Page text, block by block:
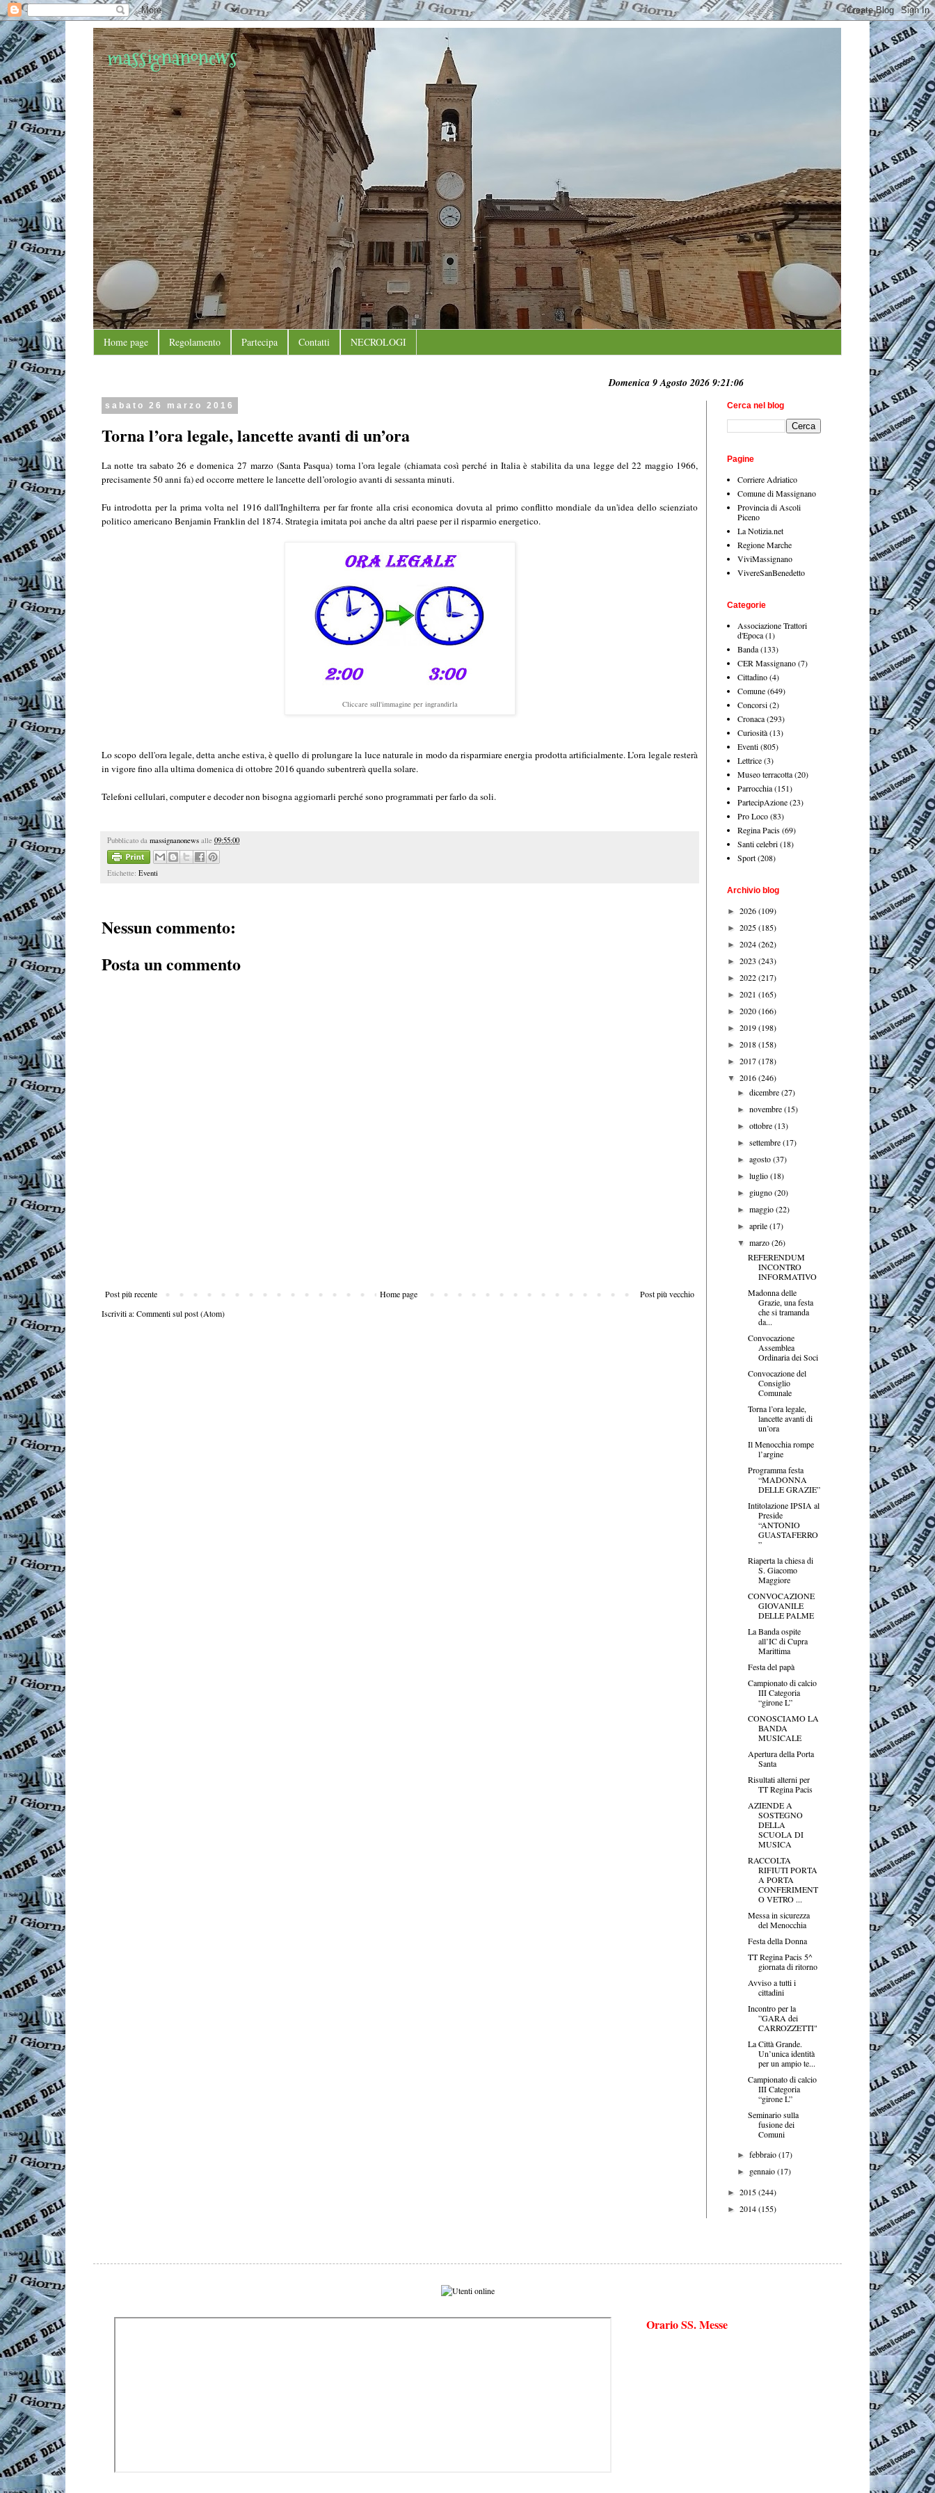
massignanonews
Home page Regolamento Partecipa Contatti NECROLOGI
Domenica 9 Agosto 2026 9:21:07
sabato 26 marzo 2016
Torna l’ora legale, lancette avanti di un’ora
La notte tra sabato 26 e domenica27 marzo(Santa Pasqua) torna l’ora legale (chiamata così perché in Italia è stabilita da una legge del 22 maggio 1966,
precisamente 50 anni fa) ed occorre mettere le lancette dell’orologio avanti di sessanta minuti.
Fu introdotta per la prima volta nel 1916 dall'Inghilterra per far fronte alla crisi economica dovuta al primo conflitto mondiale da un'idea dello scienziato
politico americano Benjamin Franklin del 1874. Strategia imitata poi anche da altri paese per il risparmio energetico.
Cliccare sull'immagine per ingrandirla
Lo scopo dell'ora legale, detta anche estiva, è quello di prolungare la luce naturale in modo da risparmiare energia prodotta artificialmente. L’ora legale resterà
in vigore fino alla ultima domenica di ottobre 2016 quando subentrerà quella solare.
Telefoni cellulari, computer e decoder non bisogna aggiornarli perché sono programmati per farlo da soli.
Pubblicato da massignanonews alle 09:55:00
Etichette: Eventi
Nessun commento:
Posta un commento
Post più recente Post più vecchio
Home page
Iscriviti a:Commenti sul post (Atom)
Cerca nel blog
Pagine
Corriere Adriatico
Comune di Massignano
Provincia di Ascoli
Piceno
La Notizia.net
Regione Marche
ViviMassignano
VivereSanBenedetto
Categorie
Associazione Trattori
d'Epoca(1)
Banda(133)
CER Massignano(7)
Cittadino(4)
Comune(649)
Concorsi(2)
Cronaca(293)
Curiosità(13)
Eventi(805)
Lettrice(3)
Museo terracotta(20)
Parrocchia(151)
PartecipAzione(23)
Pro Loco(83)
Regina Pacis(69)
Santi celebri(18)
Sport(208)
Archivio blog
► 2026(109)
► 2025(185)
► 2024(262)
► 2023 (243)
► 2022(217)
► 2021 (165)
► 2020(166)
► 2019(198)
► 2018(158)
► 2017(178)
▼ 2016(246)
►dicembre(27)
►novembre(15)
►ottobre(13)
►settembre(17)
►agosto(37)
►luglio(18)
► giugno(20)
►maggio(22)
►aprile(17)
▼marzo(26)
REFERENDUM
INCONTRO
INFORMATIVO
Madonna delle
Grazie, una festa
che si tramanda
da...
Convocazione
Assemblea
Ordinaria dei Soci
Convocazione del
Consiglio
Comunale
Torna l’ora legale,
lancette avanti di
un’ora
Il Menocchia rompe
l’argine
Programma festa
“MADONNA
DELLE GRAZIE”
Intitolazione IPSIA al
Preside
“ANTONIO
GUASTAFERRO
”
Riaperta la chiesa di
S. Giacomo
Maggiore
CONVOCAZIONE
GIOVANILE
DELLE PALME
La Banda ospite
all’IC di Cupra
Marittima
Festa del papà
Campionato di calcio
III Categoria
“girone L”
CONOSCIAMO LA
BANDA
MUSICALE
Apertura della Porta
Santa
Risultati alterni per
TT Regina Pacis
AZIENDE A
SOSTEGNO
DELLA
SCUOLA DI
MUSICA
RACCOLTA
RIFIUTI PORTA
A PORTA
CONFERIMENT
O VETRO ...
Messa in sicurezza
del Menocchia
Festa della Donna
TT Regina Pacis 5^
giornata di ritorno
Avviso a tutti i
cittadini
Incontro per la
”GARA dei
CARROZZETTI"
La Città Grande.
Un’unica identità
per un ampio te...
Campionato di calcio
III Categoria
“girone L”
Seminario sulla
fusione dei
Comuni
►febbraio(17)
► gennaio(17)
► 2015(244)
► 2014(155)
Orario SS. Messe